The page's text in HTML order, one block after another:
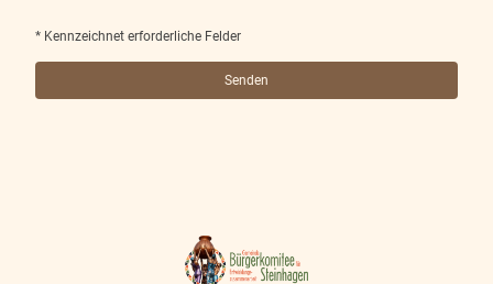
* Kennzeichnet erforderliche Felder
Senden